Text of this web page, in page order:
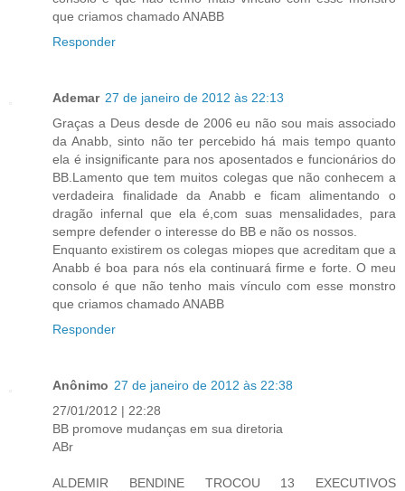
que criamos chamado ANABB
Responder
Ademar 27 de janeiro de 2012 às 22:13
Graças a Deus desde de 2006 eu não sou mais associado
da Anabb, sinto não ter percebido há mais tempo quanto
ela é insignificante para nos aposentados e funcionários do
BB.Lamento que tem muitos colegas que não conhecem a
verdadeira finalidade da Anabb e ficam alimentando o
dragão infernal que ela é,com suas mensalidades, para
sempre defender o interesse do BB e não os nossos.
Enquanto existirem os colegas miopes que acreditam que a
Anabb é boa para nós ela continuará firme e forte. O meu
consolo é que não tenho mais vínculo com esse monstro
que criamos chamado ANABB
Responder
Anônimo 27 de janeiro de 2012 às 22:38
27/01/2012 | 22:28
BB promove mudanças em sua diretoria
ABr
ALDEMIR BENDINE TROCOU 13 EXECUTIVOS